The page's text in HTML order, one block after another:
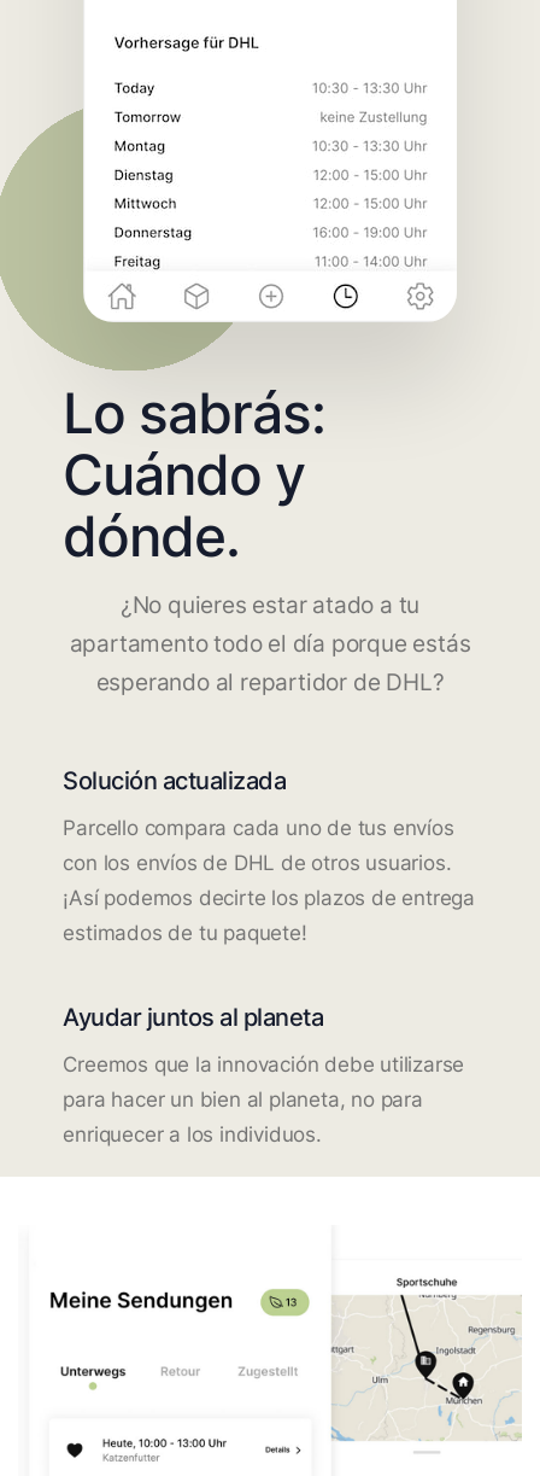
Lo sabrás:
Cuándo y
dónde.
¿No quieres estar atado a tu
apartamento todo el día porque estás
esperando al repartidor de DHL?
Solución actualizada
Parcello compara cada uno de tus envíos
con los envíos de DHL de otros usuarios.
¡Así podemos decirte los plazos de entrega
estimados de tu paquete!
Ayudar juntos al planeta
Creemos que la innovación debe utilizarse
para hacer un bien al planeta, no para
enriquecer a los individuos.